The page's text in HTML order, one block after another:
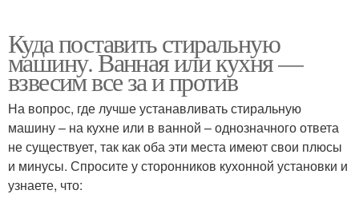
Куда поставить стиральную
машину. Ванная или кухня —
взвесим все за и против
На вопрос, где лучше устанавливать стиральную
машину – на кухне или в ванной – однозначного ответа
не существует, так как оба эти места имеют свои плюсы
и минусы. Спросите у сторонников кухонной установки и
узнаете, что: